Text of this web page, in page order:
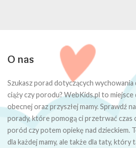
O nas
Szukasz porad dotyczących wychowania
ciąży czy porodu? WebKids.pl to miejsce
obecnej oraz przyszłej mamy. Sprawdź
porady, które pomogą ci przetrwać czas
poród czy potem opiekę nad dzieckiem.
dla każdej mamy, ale także dla taty, który